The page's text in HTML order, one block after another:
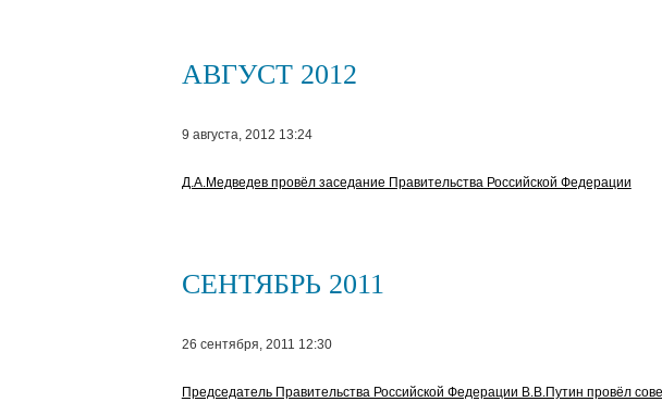
АВГУСТ 2012
9 августа, 2012 13:24
Д.А.Медведев провёл заседание Правительства Российской Федерации
СЕНТЯБРЬ 2011
26 сентября, 2011 12:30
Председатель Правительства Российской Федерации В.В.Путин провёл